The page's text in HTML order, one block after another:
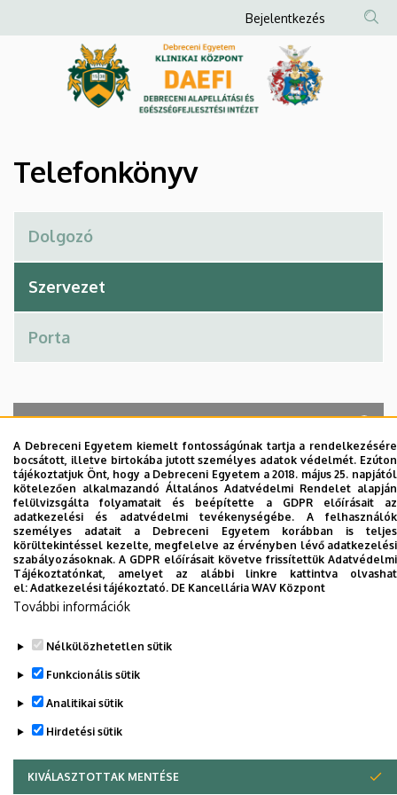
Debreceni
és
Egészségfejlesztési
Intézet
a
Anonim
Felhasználói
fiók
menüje
Bejelentkezés
Telefonkönyv
A keresés a következőkre működik: Név, Munkahely (szervezeti egység),
Beosztás, Munkakör, Mellék
Szervezetek
Nincs találat.
Dolgozói adatmódosítás igénylése a DE
telefonkönyvében
DE telefonkönyvében
A Debreceni Egyetem kiemelt fontosságúnak tartja a rendelkezésére
bocsátott, illetve birtokába jutott személyes adatok védelmét. Ezúton
tájékoztatjuk Önt, hogy a Debreceni Egyetem a 2018. május 25. napjától
kötelezően alkalmazandó Általános Adatvédelmi Rendelet alapján
felülvizsgálta folyamatait és beépítette a GDPR előírásait az
adatkezelési és adatvédelmi tevékenységébe. A felhasználók
személyes adatait a Debreceni Egyetem korábban is teljes
körültekintéssel kezelte, megfelelve az érvényben lévő adatkezelési
szabályozásoknak. A GDPR előírásait követve frissítettük Adatvédelmi
Tájékoztatónkat, amelyet az alábbi linkre kattintva olvashat
el: Adatkezelési tájékoztató. DE Kancellária WAV Központ
További információk
Nélkülözhetetlen sütik
Funkcionális sütik
Analitikai sütik
Hirdetési sütik
KIVÁLASZTOTTAK MENTÉSE
WITHDRAW CONSENT